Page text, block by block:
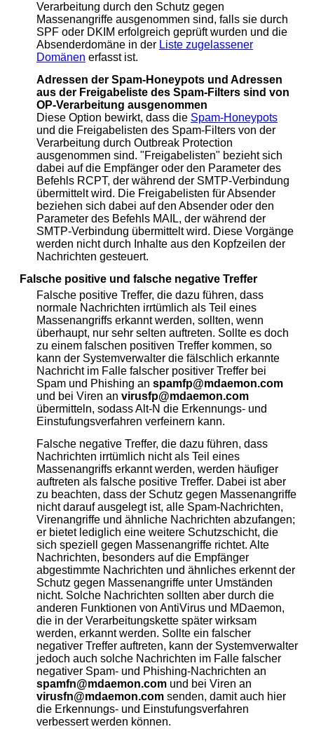
Verarbeitung durch den Schutz gegen
Massenangriffe ausgenommen sind, falls sie durch
SPF oder DKIM erfolgreich geprüft wurden und die
Absenderdomäne in der Liste zugelassener
Domänen erfasst ist.
Adressen der Spam-Honeypots und Adressen
aus der Freigabeliste des Spam-Filters sind von
OP-Verarbeitung ausgenommen
Diese Option bewirkt, dass die Spam-Honeypots
und die Freigabelisten des Spam-Filters von der
Verarbeitung durch Outbreak Protection
ausgenommen sind. "Freigabelisten" bezieht sich
dabei auf die Empfänger oder den Parameter des
Befehls RCPT, der während der SMTP-Verbindung
übermittelt wird. Die Freigabelisten für Absender
beziehen sich dabei auf den Absender oder den
Parameter des Befehls MAIL, der während der
SMTP-Verbindung übermittelt wird. Diese Vorgänge
werden nicht durch Inhalte aus den Kopfzeilen der
Nachrichten gesteuert.
Falsche positive und falsche negative Treffer
Falsche positive Treffer, die dazu führen, dass
normale Nachrichten irrtümlich als Teil eines
Massenangriffs erkannt werden, sollten, wenn
überhaupt, nur sehr selten auftreten. Sollte es doch
zu einem falschen positiven Treffer kommen, so
kann der Systemverwalter die fälschlich erkannte
Nachricht im Falle falscher positiver Treffer bei
Spam und Phishing an spamfp@mdaemon.com
und bei Viren an virusfp@mdaemon.com
übermitteln, sodass Alt-N die Erkennungs- und
Einstufungsverfahren verfeinern kann.
Falsche negative Treffer, die dazu führen, dass
Nachrichten irrtümlich nicht als Teil eines
Massenangriffs erkannt werden, werden häufiger
auftreten als falsche positive Treffer. Dabei ist aber
zu beachten, dass der Schutz gegen Massenangriffe
nicht darauf ausgelegt ist, alle Spam-Nachrichten,
Virenangriffe und ähnliche Nachrichten abzufangen;
er bietet lediglich eine weitere Schutzschicht, die
sich speziell gegen Massenangriffe richtet. Alte
Nachrichten, besonders auf die Empfänger
abgestimmte Nachrichten und ähnliches erkennt der
Schutz gegen Massenangriffe unter Umständen
nicht. Solche Nachrichten sollten aber durch die
anderen Funktionen von AntiVirus und MDaemon,
die in der Verarbeitungskette später wirksam
werden, erkannt werden. Sollte ein falscher
negativer Treffer auftreten, kann der Systemverwalter
jedoch auch solche Nachrichten im Falle falscher
negativer Spam- und Phishing-Nachrichten an
spamfn@mdaemon.com und bei Viren an
virusfn@mdaemon.com senden, damit auch hier
die Erkennungs- und Einstufungsverfahren
verbessert werden können.